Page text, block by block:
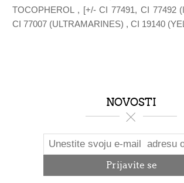
TOCOPHEROL , [+/- CI 77491, CI 77492
CI 77007 (ULTRAMARINES) , CI 19140
NOVOSTI